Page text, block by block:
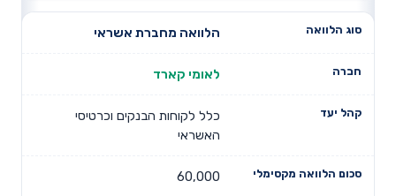
הלוואה מחברת אשראי
לאומי קארד
כלל לקוחות הבנקים וכרטיסי
האשראי
60,000